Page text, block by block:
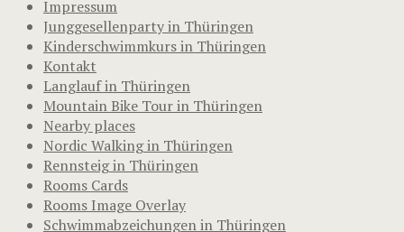
Impressum
Junggesellenparty in Thüringen
Kinderschwimmkurs in Thüringen
Kontakt
Langlauf in Thüringen
Mountain Bike Tour in Thüringen
Nearby places
Nordic Walking in Thüringen
Rennsteig in Thüringen
Rooms Cards
Rooms Image Overlay
Schwimmabzeichungen in Thüringen